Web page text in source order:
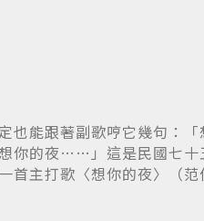
也能跟著副歌哼它幾句：
你的夜……」這是民國七十
首主打歌〈想你的夜〉（